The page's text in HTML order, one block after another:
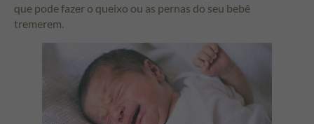
que pode fazer o queixo ou as pernas do seu bebê
tremerem.